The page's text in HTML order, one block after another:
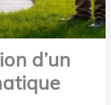
d’un